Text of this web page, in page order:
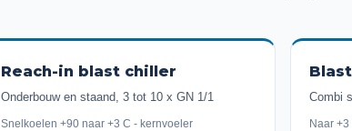
Reach-in blast chiller
Onderbouw en staand, 3 tot 10 x GN 1/1
Snelkoelen +90 naar +3 C - kernvoeler
Combi
Naar